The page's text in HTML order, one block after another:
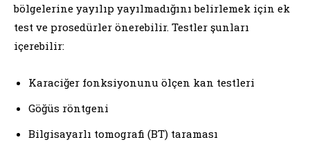
bölgelerine yayılıp yayılmadığını belirlemek için ek
test ve prosedürler önerebilir. Testler şunları
içerebilir:
Karaciğer fonksiyonunu ölçen kan testleri
Göğüs röntgeni
Bilgisayarlı tomografi (BT) taraması